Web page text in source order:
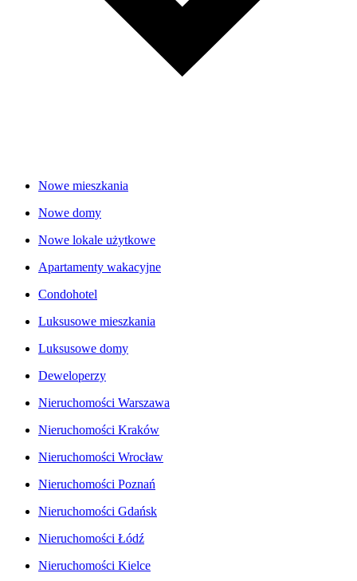
Nowe mieszkania
Nowe domy
Nowe lokale użytkowe
Apartamenty wakacyjne
Condohotel
Luksusowe mieszkania
Luksusowe domy
Deweloperzy
Nieruchomości Warszawa
Nieruchomości Kraków
Nieruchomości Wrocław
Nieruchomości Poznań
Nieruchomości Gdańsk
Nieruchomości Łódź
Nieruchomości Kielce